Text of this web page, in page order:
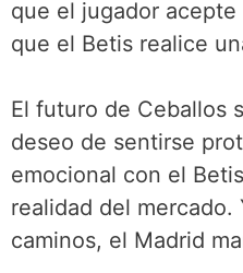
que el jugador acepte
que el Betis realice
El futuro de Ceballos
deseo de sentirse
emocional con el
realidad del mercado.
caminos, el Madrid